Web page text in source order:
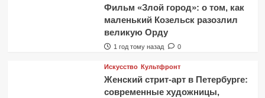
Фильм «Злой город»: о том, как
маленький Козельск разозлил
великую Орду
1 год тому назад 0
Искусство Культфронт
Женский стрит-арт в Петербурге:
современные художницы,